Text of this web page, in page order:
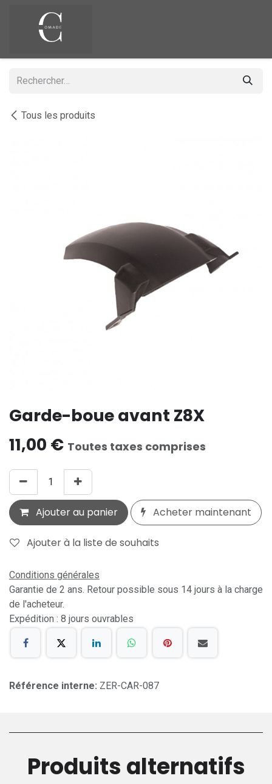
Tous les produits
Garde-boue avant Z8X
11,00 € Toutes taxes comprises
Ajouter au panier Acheter maintenant
Ajouter à la liste de souhaits
Conditions générales
Garantie de 2 ans. Retour possible sous 14 jours à la charge
de l'acheteur.
Expédition : 8 jours ouvrables
Référence interne: ZER-CAR-087
Produits alternatifs